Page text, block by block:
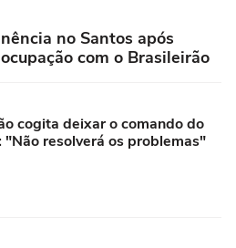
no Santos após
com o Brasileirão
cogita deixar o comando do
"Não resolverá os problemas"